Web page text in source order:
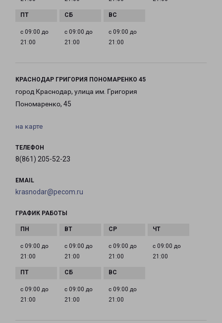
с 09:00 до
21:00
с 09:00 до
21:00
с 09:00 до
21:00
КРАСНОДАР ГРИГОРИЯ ПОНОМАРЕНКО 45
город Краснодар, улица им. Григория
Пономаренко, 45
на карте
ТЕЛЕФОН
8(861) 205-52-23
EMAIL
krasnodar@pecom.ru
ГРАФИК РАБОТЫ
с 09:00 до
21:00
с 09:00 до
21:00
с 09:00 до
21:00
с 09:00 до
21:00
с 09:00 до
21:00
с 09:00 до
21:00
с 09:00 до
21:00